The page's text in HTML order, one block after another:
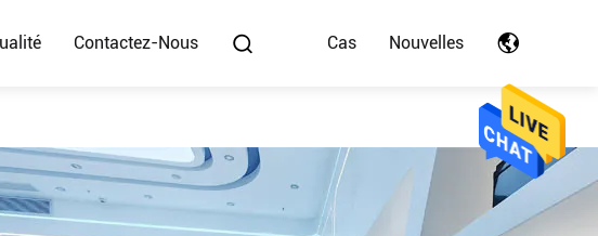
Contactez-Nous Cas Nouvelles